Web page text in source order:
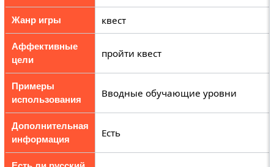
Жанр игры квест
Аффективные
цели
пройти квест
Примеры
использования
Вводные обучающие уровни
Дополнительная
информация
Есть